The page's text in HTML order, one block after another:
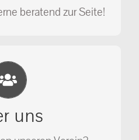
beratend zur Seite!
uns
Schutz e.V.
weg, wir retten!